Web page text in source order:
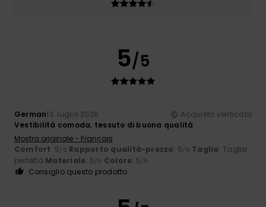
5/5
German13. luglio 2026
Acquisto verificato
Vestibilità comoda, tessuto di buona qualità
Mostra originale - Français
Comfort: 5/5 Rapporto qualità-prezzo: 5/5 Taglia: Taglia
perfetta Materiale: 5/5 Colore: 5/5
Consiglio questo prodotto